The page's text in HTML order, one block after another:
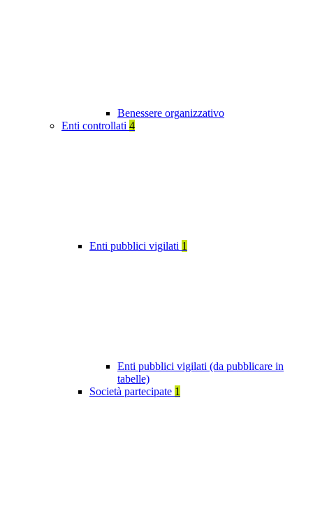
Benessere organizzativo
Enti controllati 4
Enti pubblici vigilati 1
Enti pubblici vigilati (da pubblicare in
tabelle)
Società partecipate 1